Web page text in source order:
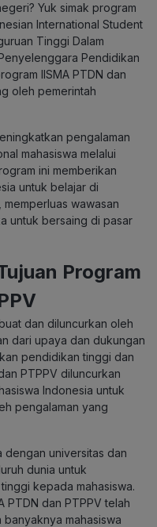
Yuk simak program
International Student
Tinggi Dalam
Pendidikan
IISMA PTDN dan
oleh pemerintah
pengalaman
mahasiswa melalui
ini memberikan
untuk belajar di
wawasan
untuk bersaing di pasar
Program
dan diluncurkan oleh
dari upaya dan dukungan
pendidikan tinggi dan
PTPPV diluncurkan
Indonesia untuk
pengalaman yang
dengan universitas dan
dunia untuk
kepada mahasiswa.
PTDN dan PTPPV telah
mahasiswa